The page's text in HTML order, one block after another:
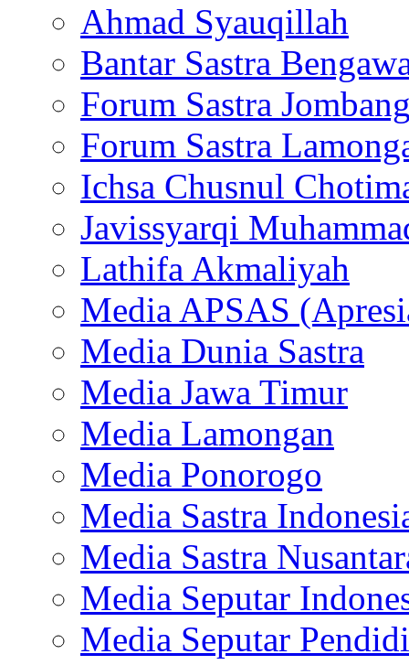
Ahmad Syauqillah
Bantar Sastra
Forum Sastra
Forum Sastra
Ichsa Chusnul
Javissyarqi
Lathifa Akmaliyah
Media APSAS
Media Dunia Sastra
Media Jawa Timur
Media Lamongan
Media Ponorogo
Media Sastra
Media Sastra
Media Seputar
Media Seputar